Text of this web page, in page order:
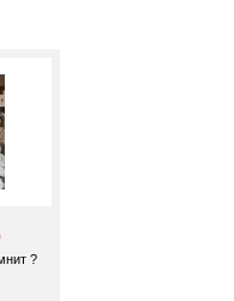
?